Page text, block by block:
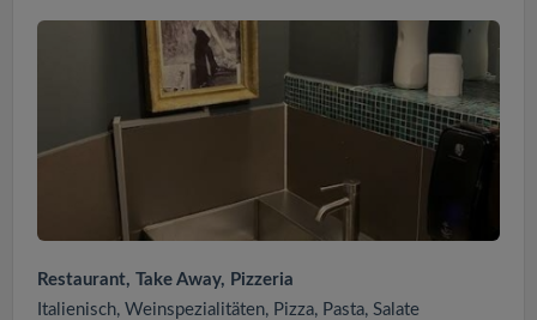
Restaurant, Take Away, Pizzeria
Italienisch, Weinspezialitäten, Pizza, Pasta, Salate